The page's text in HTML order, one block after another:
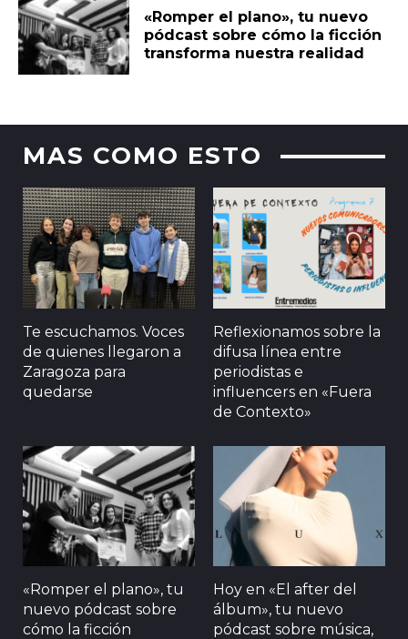
«Romper el plano», tu nuevo
pódcast sobre cómo la ficción
transforma nuestra realidad
MAS COMO ESTO
Te escuchamos. Voces
de quienes llegaron a
Zaragoza para
quedarse
Reflexionamos sobre la
difusa línea entre
periodistas e
influencers en «Fuera
de Contexto»
«Romper el plano», tu
nuevo pódcast sobre
cómo la ficción
Hoy en «El after del
álbum», tu nuevo
pódcast sobre música,